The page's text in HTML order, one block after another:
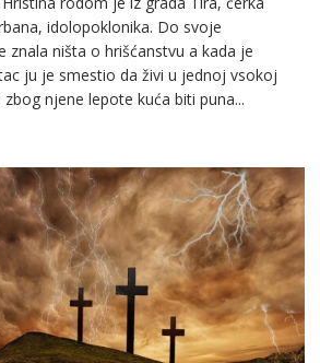
vеlikоmučеnica
Hristina
idolopoklonika. Dо svоје
znala ništa o hrišćanstvu a kada je
ju je smestio da živi u jednoj vsokoj
njene lepote kuća biti puna...